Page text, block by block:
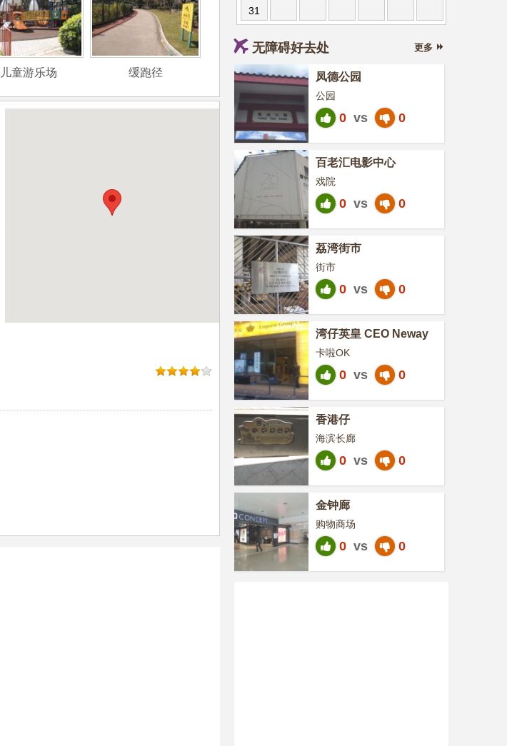
儿童游乐场 缓跑径
31
无障碍好去处 更多
凤德公园
公园
0 vs 0
百老汇电影中心
戏院
0 vs 0
荔湾街市
街市
0 vs 0
湾仔英皇 CEO Neway
卡啦OK
0 vs 0
香港仔
海滨长廊
0 vs 0
金钟廊
购物商场
0 vs 0